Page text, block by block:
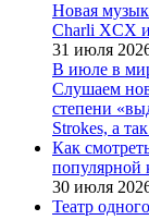
Новая
Charli XCX
31 июля
В июле в
Слушаем
степени
Strokes, а
Как
популярной
30 июля
Театр